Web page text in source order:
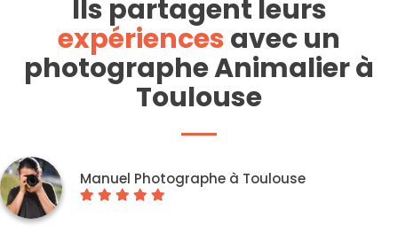
Ils partagent leurs
expériencesavec un
photographe Animalier à
Toulouse
Manuel Photographe à Toulouse